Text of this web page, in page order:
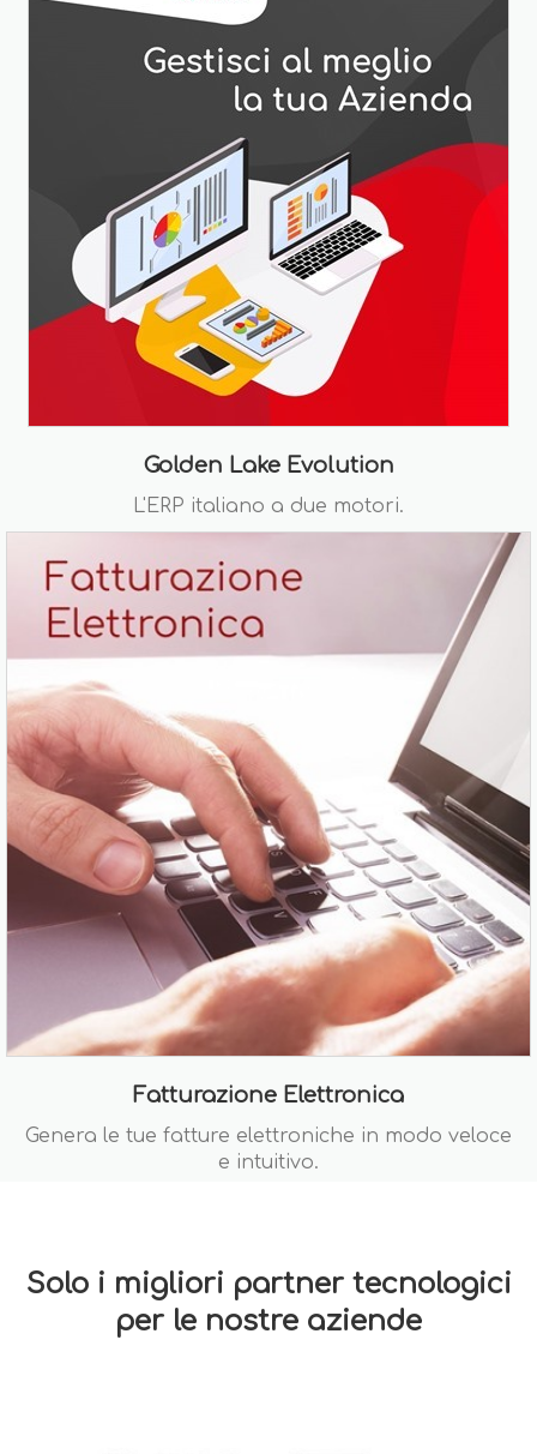
Golden Lake Evolution
L'ERP italiano a due motori.
Fatturazione Elettronica
Genera le tue fatture elettroniche in modo veloce
e intuitivo.
Solo i migliori partner tecnologici
per le nostre aziende